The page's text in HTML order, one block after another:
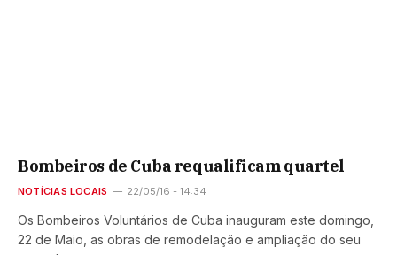
Bombeiros de Cuba requalificam quartel
NOTÍCIAS LOCAIS 22/05/16 - 14:34
Os Bombeiros Voluntários de Cuba inauguram este domingo,
22 de Maio, as obras de remodelação e ampliação do seu